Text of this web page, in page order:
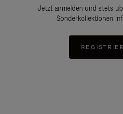
Jetzt anmelden und stets
Sonderkollektionen